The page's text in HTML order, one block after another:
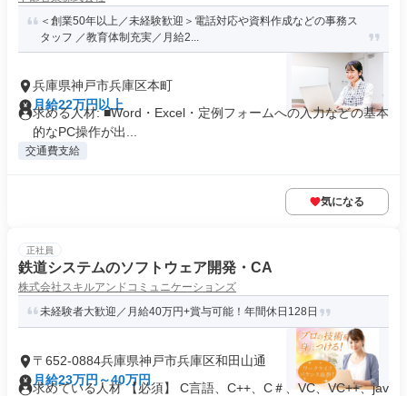
＜創業50年以上／未経験歓迎＞電話対応や資料作成などの事務ス
タッフ ／教育体制充実／月給2...
兵庫県神戸市兵庫区本町
月給22万円以上
求める人材: ■Word・Excel・定例フォームへの入力などの基本
的なPC操作が出...
交通費支給
気になる
正社員
鉄道システムのソフトウェア開発・CA
株式会社スキルアンドコミュニケーションズ
未経験者大歓迎／月給40万円+賞与可能！年間休日128日
〒652-0884兵庫県神戸市兵庫区和田山通
月給23万円～40万円
求めている人材 【必須】 C言語、C++、C＃、VC、VC++、jav